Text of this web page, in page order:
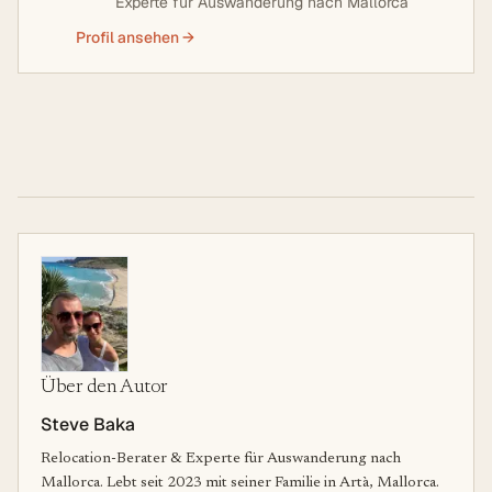
Profil ansehen →
Über den Autor
Steve Baka
Relocation-Berater & Experte für Auswanderung nach
Mallorca. Lebt seit 2023 mit seiner Familie in Artà, Mallorca.